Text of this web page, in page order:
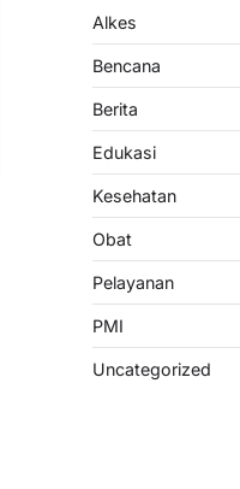
Alkes
Bencana
Berita
Edukasi
Kesehatan
Obat
Pelayanan
PMI
Uncategorized